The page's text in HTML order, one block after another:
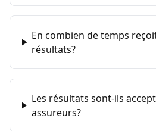
En combien de temps
résultats?
Les résultats sont-ils
assureurs?